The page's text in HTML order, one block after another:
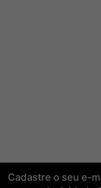
Cadastre o seu e-